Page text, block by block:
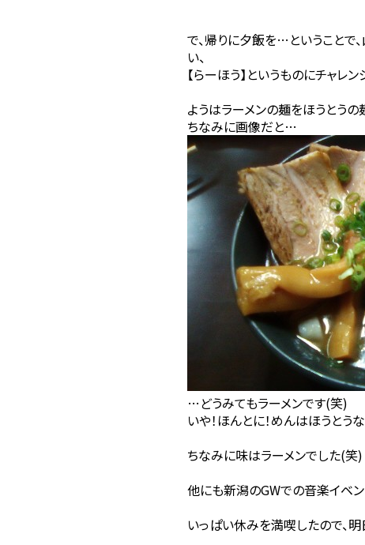
で、帰りに夕飯を…ということで
い、
【らーほう】というものにチャレ
ようはラーメンの麺をほうとう
ちなみに画像だと…
…どうみてもラーメンです(笑)
いや！ほんとに！めんはほうとう
ちなみに味はラーメンでした(笑)
他にも新潟のGWでの音楽イベ
いっぱい休みを満喫したので、